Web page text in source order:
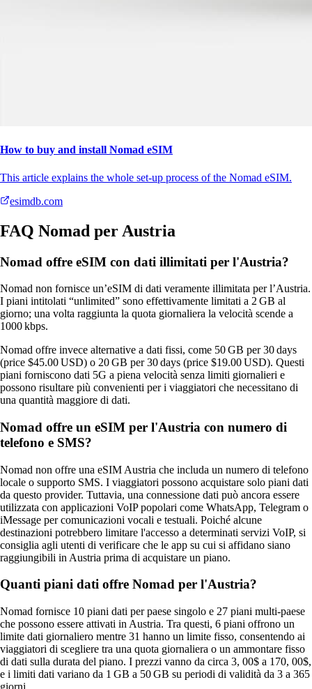
How to buy and install Nomad eSIM
This article explains the whole set-up process of the Nomad eSIM.
esimdb.com
FAQ Nomad per Austria
Nomad offre eSIM con dati illimitati per l'Austria?
Nomad non fornisce un’eSIM di dati veramente illimitata per l’Austria.
I piani intitolati “unlimited” sono effettivamente limitati a 2 GB al
giorno; una volta raggiunta la quota giornaliera la velocità scende a
1000 kbps.
Nomad offre invece alternative a dati fissi, come 50 GB per 30 days
(price $45.00 USD) o 20 GB per 30 days (price $19.00 USD). Questi
piani forniscono dati 5G a piena velocità senza limiti giornalieri e
possono risultare più convenienti per i viaggiatori che necessitano di
una quantità maggiore di dati.
Nomad offre un eSIM per l'Austria con numero di
telefono e SMS?
Nomad non offre una eSIM Austria che includa un numero di telefono
locale o supporto SMS. I viaggiatori possono acquistare solo piani dati
da questo provider. Tuttavia, una connessione dati può ancora essere
utilizzata con applicazioni VoIP popolari come WhatsApp, Telegram o
iMessage per comunicazioni vocali e testuali. Poiché alcune
destinazioni potrebbero limitare l'accesso a determinati servizi VoIP, si
consiglia agli utenti di verificare che le app su cui si affidano siano
raggiungibili in Austria prima di acquistare un piano.
Quanti piani dati offre Nomad per l'Austria?
Nomad fornisce 10 piani dati per paese singolo e 27 piani multi-paese
che possono essere attivati in Austria. Tra questi, 6 piani offrono un
limite dati giornaliero mentre 31 hanno un limite fisso, consentendo ai
viaggiatori di scegliere tra una quota giornaliera o un ammontare fisso
di dati sulla durata del piano. I prezzi vanno da circa 3, 00$ a 170, 00$,
e i limiti dati variano da 1 GB a 50 GB su periodi di validità da 3 a 365